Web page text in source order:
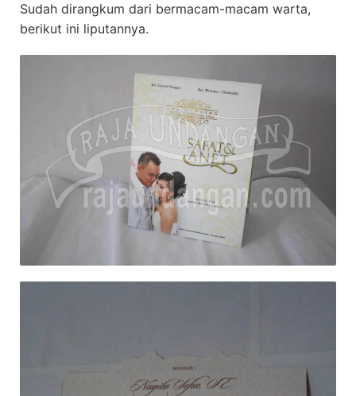
Sudah dirangkum dari bermacam-macam warta,
berikut ini liputannya.